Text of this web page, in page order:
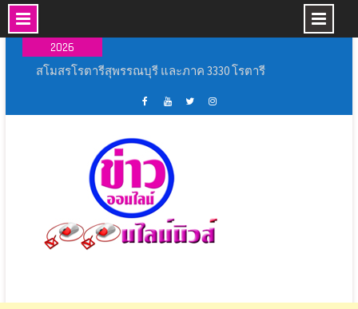
Skip
content
2026
สโมสรโรตารีสุพรรณบุรี และภาค 3330 โรตารี
(Save Road Save Live : SRSL)
สำราญ ประจำปีการศึกษา ๒๕๖๙
เหล่ากาชาดจังหวัดนครปฐม มอบบ้านกาชาด
รวมใจ ช่วยเหลือผู้ประสบวาตภัย ในพื้นที่อำเภอ
กำแพงแสน
พิธีเปิดงาน ” ร้อยรัก รวมใจ สตรีไทยบางปลาม้า ”
ประจำ ปี 2569
สุพรรณบุรี ผนึกกำลังทุกภาคส่วนฝึกทักษะและเพิ่ม
บุ้ค
ศูนย์
ข่าว
ออนไลน์
นิ
วส์
ทู้
ปอ
อน
ไลน์
นิ